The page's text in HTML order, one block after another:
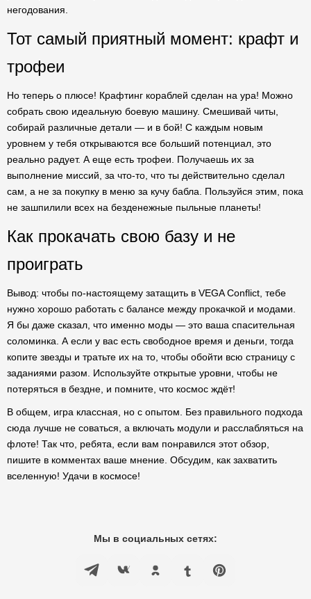
негодования.
Тот самый приятный момент: крафт и
трофеи
Но теперь о плюсе! Крафтинг кораблей сделан на ура! Можно
собрать свою идеальную боевую машину. Смешивай читы,
собирай различные детали — и в бой! С каждым новым
уровнем у тебя открываются все больший потенциал, это
реально радует. А еще есть трофеи. Получаешь их за
выполнение миссий, за что-то, что ты действительно сделал
сам, а не за покупку в меню за кучу бабла. Пользуйся этим, пока
не зашпилили всех на безденежные пыльные планеты!
Как прокачать свою базу и не
проиграть
Вывод: чтобы по-настоящему затащить в VEGA Conflict, тебе
нужно хорошо работать с балансе между прокачкой и модами.
Я бы даже сказал, что именно моды — это ваша спасительная
соломинка. А если у вас есть свободное время и деньги, тогда
копите звезды и тратьте их на то, чтобы обойти всю страницу с
заданиями разом. Используйте открытые уровни, чтобы не
потеряться в бездне, и помните, что космос ждёт!
В общем, игра классная, но с опытом. Без правильного подхода
сюда лучше не соваться, а включать модули и расслабляться на
флоте! Так что, ребята, если вам понравился этот обзор,
пишите в комментах ваше мнение. Обсудим, как захватить
вселенную! Удачи в космосе!
Мы в социальных сетях: